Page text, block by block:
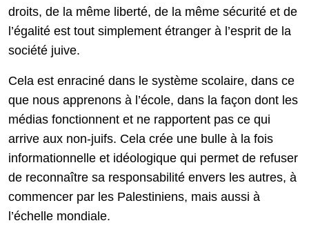
droits, de la même liberté, de la même sécurité et de
l’égalité est tout simplement étranger à l’esprit de la
société juive.
Cela est enraciné dans le système scolaire, dans ce
que nous apprenons à l’école, dans la façon dont les
médias fonctionnent et ne rapportent pas ce qui
arrive aux non-juifs. Cela crée une bulle à la fois
informationnelle et idéologique qui permet de refuser
de reconnaître sa responsabilité envers les autres, à
commencer par les Palestiniens, mais aussi à
l’échelle mondiale.